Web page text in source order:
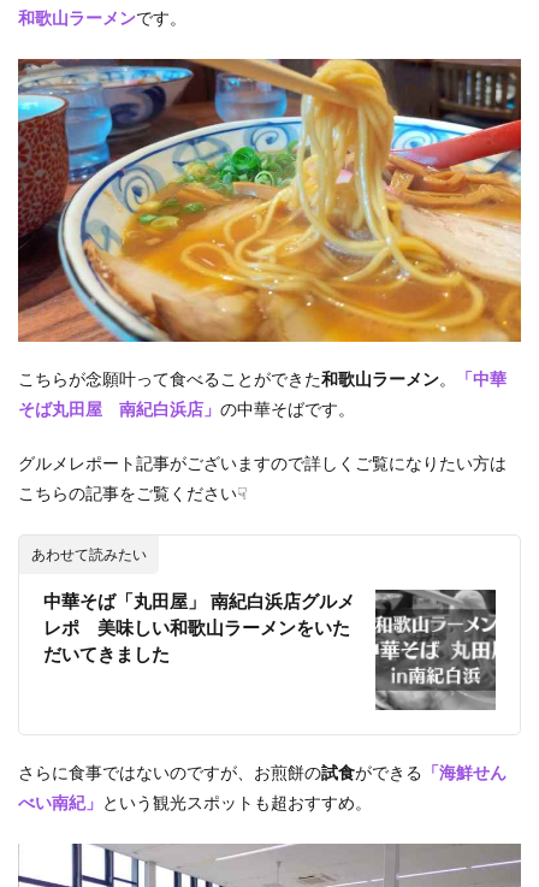
和歌山ラーメンです。
こちらが念願叶って食べることができた和歌山ラーメン。
「中華
そば丸田屋 南紀白浜店」 の中華そばです。
グルメレポート記事がございますので詳しくご覧になりたい方は
こちらの記事をご覧ください☟
あわせて読みたい
中華そば「丸田屋」 南紀白浜店グルメ
レポ 美味しい和歌山ラーメンをいた
だいてきました
さらに食事ではないのですが、お煎餅の試食ができる 「海鮮せん
べい南紀」
という観光スポットも超おすすめ。